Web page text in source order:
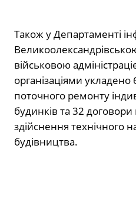
Також у Департаменті
військовою
організаціями укладено
поточного ремонту
будинків та 32 договори
здійснення технічного
будівництва.